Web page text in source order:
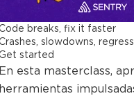
breaks, fix it faster
slowdowns,
started
En esta masterclass,
herramientas